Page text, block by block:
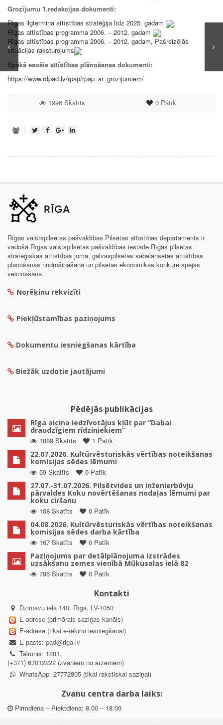
Grozījumu 1.redakcijas dokumenti:
Rīgas ilgtermiņa attīstības stratēģija līdz 2025. gadam
Rīgas attīstības programma 2006. – 2012. gadam
Rīgas attīstības programma 2006. – 2012. gadam, Pašreizējās
situācijas raksturojums
Spēkā esošie attīstības plānošanas dokumenti:
https://www.rdpad.lv/rpap/rpap_ar_grozijumiem/
0Patīk
1996 Skatīts
Rīgas valstspilsētas pašvaldības Pilsētas attīstības departaments ir
vadošā Rīgas valstspilsētas pašvaldības iestāde Rīgas pilsētas
stratēģiskās attīstības jomā, galvaspilsētas sabalansētas attīstības
plānošanas nodrošināšanā un pilsētas ekonomikas konkurētspējas
veicināšanā.
Norēķinu rekvizīti
Piekļūstamības paziņojums
Dokumentu iesniegšanas kārtība
Biežāk uzdotie jautājumi
Pēdējās publikācijas
Rīga aicina iedzīvotājus kļūt par “Dabai
draudzīgiem rīdziniekiem”
1889 Skatīts
1 Patīk
22.07.2026. Kultūrvēsturiskās vērtības noteikšanas
komisijas sēdes lēmumi
59 Skatīts
0 Patīk
27.07.-31.07.2026. Pilsētvides un inženierbūvju
pārvaldes Koku novērtēšanas nodaļas lēmumi par
koku ciršanu
108 Skatīts
0 Patīk
04.08.2026. Kultūrvēsturiskās vērtības noteikšanas
komisijas sēdes darba kārtība
167 Skatīts
0 Patīk
Paziņojums par detālplānojuma izstrādes
uzsākšanu zemes vienībā Mūkusalas ielā 82
795 Skatīts
0 Patīk
Kontakti
Dzirnavu iela 140, Rīga, LV-1050
E-adrese (primārais saziņas kanāls)
E-adrese (tikai e-rēķinu iesniegšanai)
E-pasts: pad@riga.lv
Tālrunis: 1201,
(+371) 67012222 (zvaniem no ārzemēm)
WhatsApp: 27772805 (tikai rakstiskai saziņai)
Zvanu centra darba laiks:
Pirmdiena – Piektdiena: 8.00 – 18.00